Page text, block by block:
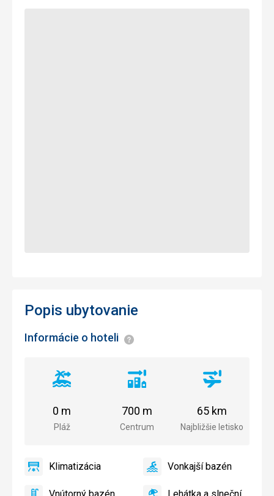
Popis ubytovanie
Informácie o hoteli Informácie
Vzdialenosť
pláže
Pláž
0 m
Vzdialenosť
centra
Centrum
700 m
Vzdialenosť
letiska
Najbližšie letisko
65 km
Klimatizácia
Klimatizácia
áno
VonkajšíVonkajší bazén
áno